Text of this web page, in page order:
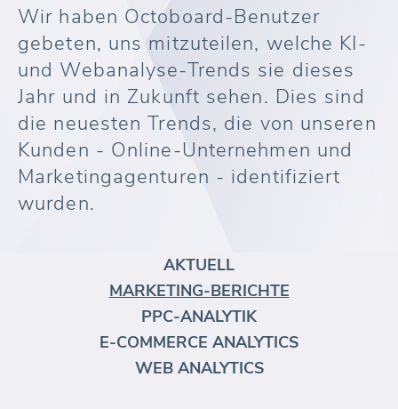
Wir haben Octoboard-Benutzer
gebeten, uns mitzuteilen, welche KI-
und Webanalyse-Trends sie dieses
Jahr und in Zukunft sehen. Dies sind
die neuesten Trends, die von unseren
Kunden - Online-Unternehmen und
Marketingagenturen - identifiziert
wurden.
AKTUELL
MARKETING-BERICHTE
PPC-ANALYTIK
E-COMMERCE ANALYTICS
WEB ANALYTICS